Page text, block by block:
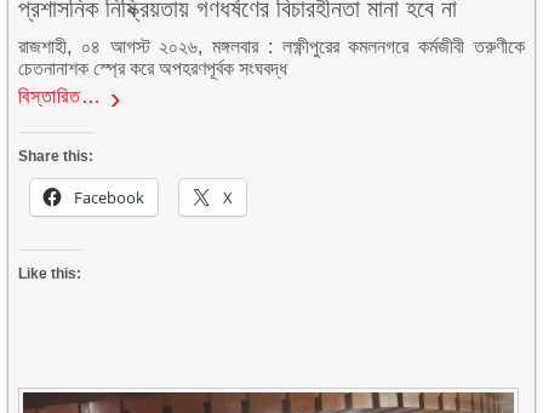
প্রশাসনিক নিষ্ক্রিয়তায় গণধর্ষণের বিচারহীনতা মানা হবে না
রাজশাহী, ০৪ আগস্ট ২০২৬, মঙ্গলবার : লক্ষ্ণীপুরের কমলনগরে কর্মজীবী তরুণীকে
চেতনানাশক স্প্রে করে অপহরণপূর্বক সংঘবদ্ধ
বিস্তারিত…
Share this:
Facebook X
Like this: